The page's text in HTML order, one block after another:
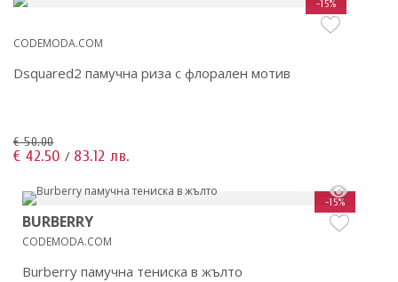
-15%
CODEMODA.COM
Dsquared2 памучна риза с флорален мотив
€ 50.00
€ 42.50 / 83.12 лв.
-15%
BURBERRY
CODEMODA.COM
Burberry памучна тениска в жълто